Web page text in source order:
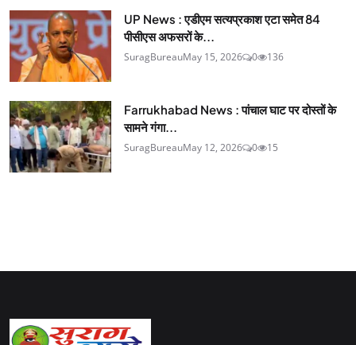
UP News : एडीएम सत्यप्रकाश एटा समेत 84
पीसीएस अफसरों के...
SuragBureauMay 15, 2026 0 136
Farrukhabad News : पांचाल घाट पर दोस्तों के
सामने गंगा...
SuragBureauMay 12, 2026 0 15